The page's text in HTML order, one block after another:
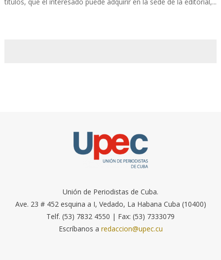
títulos, que el interesado puede adquirir en la sede de la editorial,...
Unión de Periodistas de Cuba.
Ave. 23 # 452 esquina a I, Vedado, La Habana Cuba (10400)
Telf. (53) 7832 4550 | Fax: (53) 7333079
Escríbanos a redaccion@upec.cu